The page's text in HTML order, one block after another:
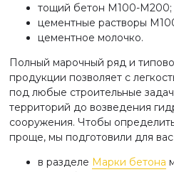
тощий бетон М100-М200;
цементные растворы
цементное молочко.
Полный марочный ряд и
продукции позволяет с
под любые строительные
территорий до возведения
сооружения. Чтобы
проще, мы подготовили для
в разделе Марки бетона